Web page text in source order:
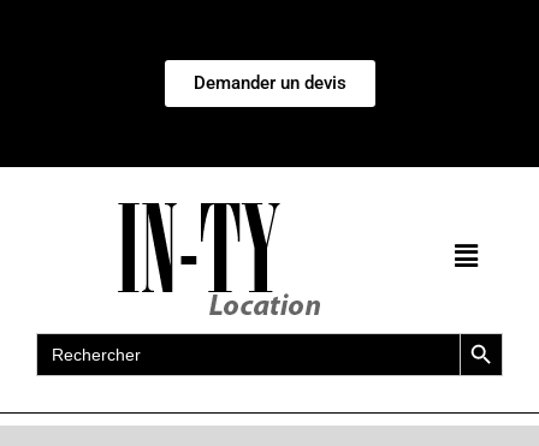
Demander un devis
Search
for:
Search Button